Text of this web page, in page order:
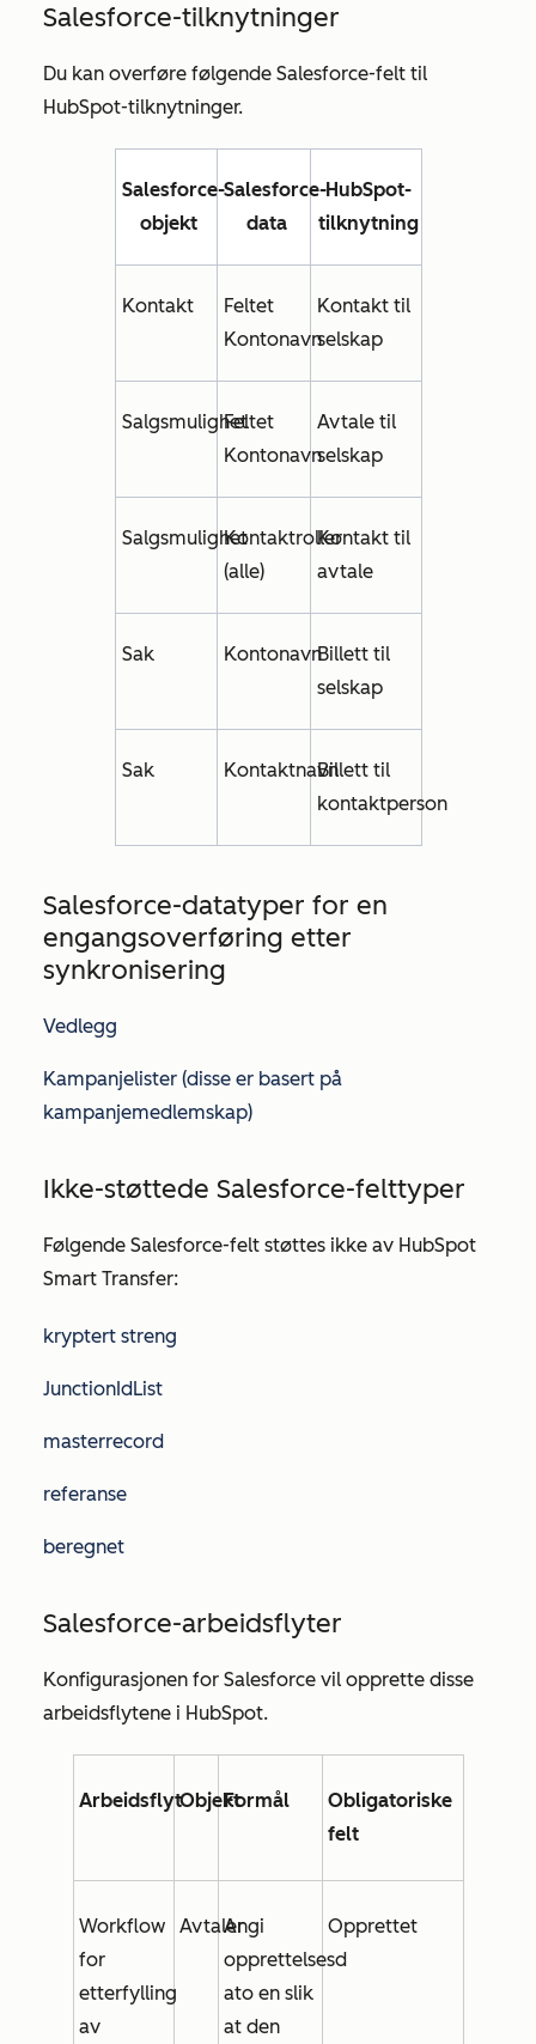
Salesforce-tilknytninger
Du kan overføre følgende Salesforce-felt til
HubSpot-tilknytninger.
Salesforce-
objekt
Salesforce-
data
HubSpot-
tilknytning
Kontakt
Feltet
Kontonavn
Kontakt til
selskap
SalgsmulighetFeltet
Kontonavn
Avtale til
selskap
SalgsmulighetKontaktroller
(alle)
Kontakt til
avtale
Sak KontonavnBillett til
selskap
Sak KontaktnavnBillett til
kontaktperson
Salesforce-datatyper for en
engangsoverføring etter
synkronisering
Vedlegg
Kampanjelister (disse er basert på
kampanjemedlemskap)
Ikke-støttede Salesforce-felttyper
Følgende Salesforce-felt støttes ikke av HubSpot
Smart Transfer:
kryptert streng
JunctionIdList
masterrecord
referanse
beregnet
Salesforce-arbeidsflyter
Konfigurasjonen for Salesforce vil opprette disse
arbeidsflytene i HubSpot.
ArbeidsflytObjektFormål
Obligatoriske
felt
Workflow
for
etterfylling
av
AvtalerAngi
opprettelsesd
atoen slik
at den
Opprettet